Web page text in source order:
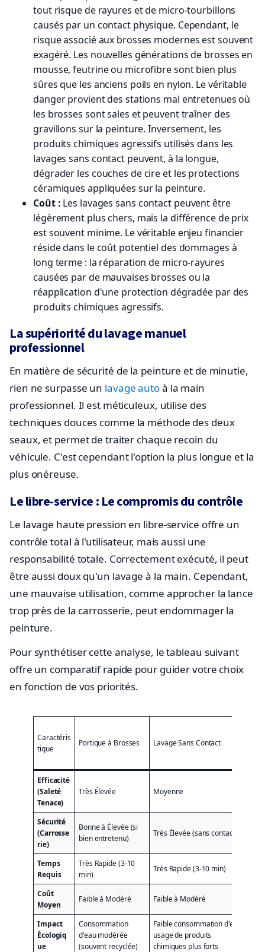
tout risque de rayures et de micro-tourbillons
causés par un contact physique. Cependant, le
risque associé aux brosses modernes est souvent
exagéré. Les nouvelles générations de brosses en
mousse, feutrine ou microfibre sont bien plus
sûres que les anciens poils en nylon. Le véritable
danger provient des stations mal entretenues où
les brosses sont sales et peuvent traîner des
gravillons sur la peinture. Inversement, les
produits chimiques agressifs utilisés dans les
lavages sans contact peuvent, à la longue,
dégrader les couches de cire et les protections
céramiques appliquées sur la peinture.
Coût : Les lavages sans contact peuvent être
légèrement plus chers, mais la différence de prix
est souvent minime. Le véritable enjeu financier
réside dans le coût potentiel des dommages à
long terme : la réparation de micro-rayures
causées par de mauvaises brosses ou la
réapplication d'une protection dégradée par des
produits chimiques agressifs.
La supériorité du lavage manuel
professionnel
En matière de sécurité de la peinture et de minutie,
rien ne surpasse un lavage autoà la main
professionnel. Il est méticuleux, utilise des
techniques douces comme la méthode des deux
seaux, et permet de traiter chaque recoin du
véhicule. C'est cependant l'option la plus longue et la
plus onéreuse.
Le libre-service : Le compromis du contrôle
Le lavage haute pression en libre-service offre un
contrôle total à l'utilisateur, mais aussi une
responsabilité totale. Correctement exécuté, il peut
être aussi doux qu'un lavage à la main. Cependant,
une mauvaise utilisation, comme approcher la lance
trop près de la carrosserie, peut endommager la
peinture.
Pour synthétiser cette analyse, le tableau suivant
offre un comparatif rapide pour guider votre choix
en fonction de vos priorités.
Caractéris
tique
Portique à Brosses Lavage Sans Contact
Efficacité
(Saleté
Tenace)
Très Élevée Moyenne
Sécurité
(Carrosse
rie)
Bonne à Élevée (si
bien entretenu)
Très Élevée (sans contact)
Temps
Requis
Très Rapide (3-10
min)
Très Rapide (3-10 min)
Coût
Moyen
Faible à Modéré Faible à Modéré
Impact
Écologiq
ue
Consommation
d'eau modérée
(souvent recyclée)
Faible consommation d'eau,
usage de produits
chimiques plus forts